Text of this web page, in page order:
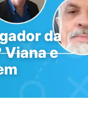
da
Viana e